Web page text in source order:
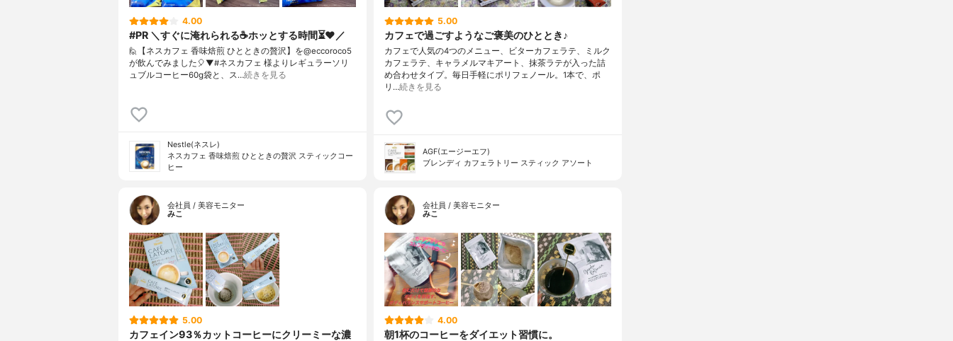
4.00
#PR ＼すぐに淹れられる☕️ホッとする時間⏳❤️／
🙋【ネスカフェ 香味焙煎 ひとときの贅沢】を@eccoroco5
が飲んでみました🎈⁡⁡⁡⁡▼⁡⁡#ネスカフェ 様よりレギュラーソリ
ュブルコーヒー60g袋と、ス…続きを見る
Nestle(ネスレ)
ネスカフェ 香味焙煎 ひとときの贅沢 スティックコー
ヒー
5.00
カフェで過ごすようなご褒美のひととき♪
カフェで人気の4つのメニュー、ビターカフェラテ、ミルク
カフェラテ、キャラメルマキアート、抹茶ラテが入った詰
め合わせタイプ。毎日手軽にポリフェノール。1本で、ポ
リ…続きを見る
AGF(エージーエフ)
ブレンディ カフェラトリー スティック アソート
会社員 / 美容モニター
みこ
5.00
カフェイン93％カットコーヒーにクリーミーな濃
会社員 / 美容モニター
みこ
4.00
朝1杯のコーヒーをダイエット習慣に。